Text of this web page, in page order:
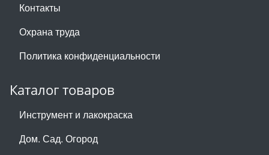
Контакты
Охрана труда
Политика конфиденциальности
Каталог товаров
Инструмент и лакокраска
Дом. Сад. Огород